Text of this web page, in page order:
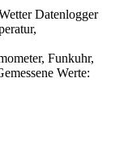
Datenlogger
Funkuhr,
Werte: